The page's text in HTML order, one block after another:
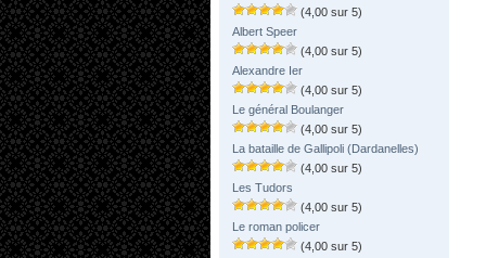
(4,00 sur 5)
Albert Speer
(4,00 sur 5)
Alexandre Ier
(4,00 sur 5)
Le général Boulanger
(4,00 sur 5)
La bataille de Gallipoli (Dardanelles)
(4,00 sur 5)
Les Tudors
(4,00 sur 5)
Le roman policer
(4,00 sur 5)